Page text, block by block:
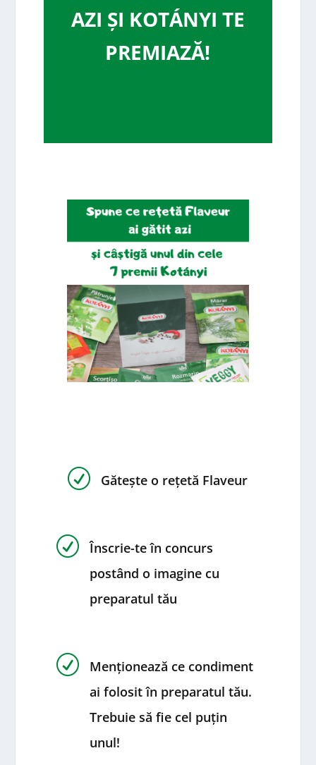
AZI ȘI KOTÁNYI TE
PREMIAZĂ!
R Gătește o rețetă Flaveur
R
Înscrie-te în concurs
postând o imagine cu
preparatul tău
R
Menționează ce condiment
ai folosit în preparatul tău.
Trebuie să fie cel puțin
unul!